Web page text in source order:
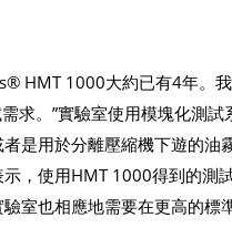
HMT 1000大約已有4年。
求。”實驗室使用模塊化測
是用於分離壓縮機下遊的
，使用HMT 1000得到的測
室也相應地需要在更高的標